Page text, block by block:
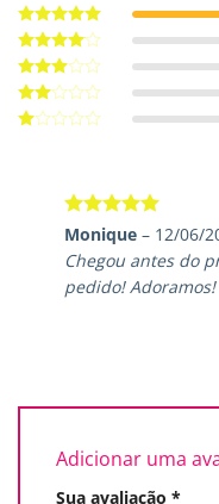
Avaliação5
de 5
Avaliação
4de 5
Avaliação
3de 5
Avaliação
Avaliação
5
de 5
Monique– 12/06/
Chegou antes do
pedido! Adoramos!
Adicionar uma
Sua avaliação *